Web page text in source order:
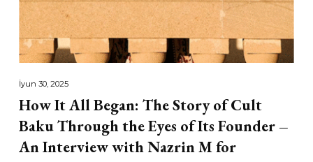
İyun 30, 2025
How It All Began: The Story of Cult
Baku Through the Eyes of Its Founder –
An Interview with Nazrin M for